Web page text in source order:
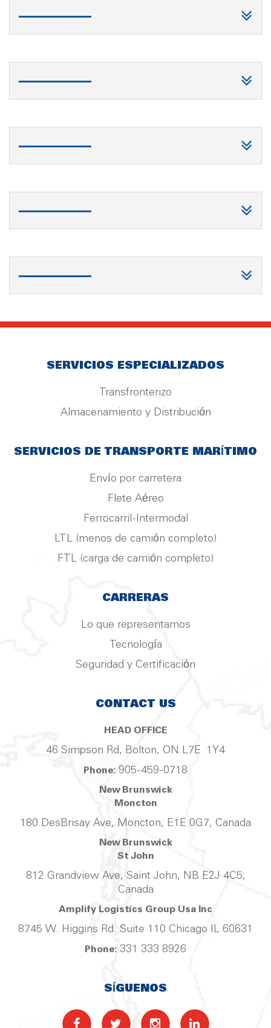
SÍGUENOS
SERVICIOS ESPECIALIZADOS
Transfronterizo
Almacenamiento y Distribución
SERVICIOS DE TRANSPORTE MARÍTIMO
Envío por carretera
Flete Aéreo
Ferrocarril-Intermodal
LTL (menos de camión completo)
FTL (carga de camión completo)
CARRERAS
Lo que representamos
Tecnología
Seguridad y Certificación
CONTACT US
HEAD OFFICE
46 Simpson Rd, Bolton, ON L7E 1Y4
Phone: 905-459-0718
New Brunswick
Moncton
180 DesBrisay Ave, Moncton, E1E 0G7, Canada
New Brunswick
St John
812 Grandview Ave, Saint John, NB E2J 4C5,
Canada
Amplify Logistics Group Usa Inc
8745 W. Higgins Rd. Suite 110 Chicago IL 60631
Phone: 331 333 8926